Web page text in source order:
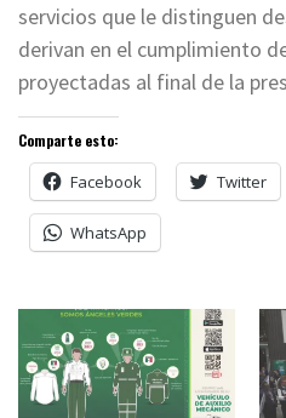
servicios que le distinguen
derivan en el cumplimiento
proyectadas al final de la
Comparte esto:
Facebook Twitter
WhatsApp